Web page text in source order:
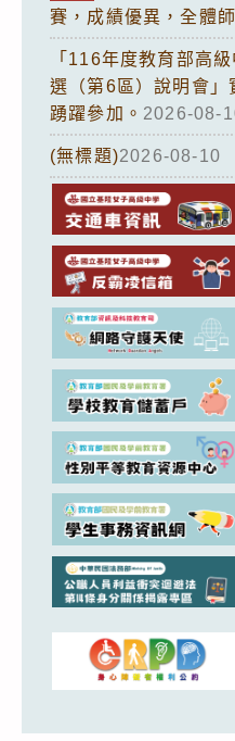
賽，成績優異，全體師
「116年度教育部高
選（第6區）說明會」
踴躍參加。 2026-08-
(無標題)2026-08-10